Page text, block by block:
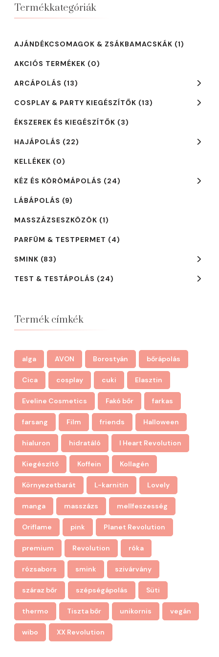
Termékkategóriák
AJÁNDÉKCSOMAGOK & ZSÁKBAMACSKÁK (1)
AKCIÓS TERMÉKEK (0)
ARCÁPOLÁS (13)
COSPLAY & PARTY KIEGÉSZÍTŐK (13)
ÉKSZEREK ÉS KIEGÉSZÍTŐK (3)
HAJÁPOLÁS (22)
KELLÉKEK (0)
KÉZ ÉS KÖRÖMÁPOLÁS (24)
LÁBÁPOLÁS (9)
MASSZÁZSESZKÖZÖK (1)
PARFÜM & TESTPERMET (4)
SMINK (83)
TEST & TESTÁPOLÁS (24)
Termék címkék
alga AVON Borostyán bőrápolás
Cica cosplay cuki Elasztin
Eveline Cosmetics Fakó bőr farkas
farsang Film friends Halloween
hialuron hidratáló I Heart Revolution
Kiegészítő Koffein Kollagén
Környezetbarát L-karnitin Lovely
manga masszázs mellfeszesség
Oriflame pink Planet Revolution
premium Revolution róka
rózsabors smink szivárvány
száraz bőr szépségápolás Süti
thermo Tiszta bőr unikornis vegán
wibo XX Revolution